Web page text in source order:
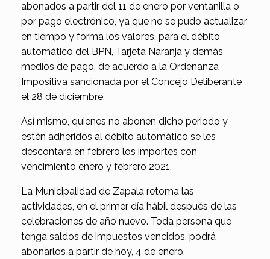
abonados a partir del 11 de enero por ventanilla o
por pago electrónico, ya que no se pudo actualizar
en tiempo y forma los valores, para el débito
automático del BPN, Tarjeta Naranja y demás
medios de pago, de acuerdo a la Ordenanza
Impositiva sancionada por el Concejo Deliberante
el 28 de diciembre.
Así mismo, quienes no abonen dicho periodo y
estén adheridos al débito automático se les
descontará en febrero los importes con
vencimiento enero y febrero 2021.
La Municipalidad de Zapala retoma las
actividades, en el primer día hábil después de las
celebraciones de año nuevo. Toda persona que
tenga saldos de impuestos vencidos, podrá
abonarlos a partir de hoy, 4 de enero.